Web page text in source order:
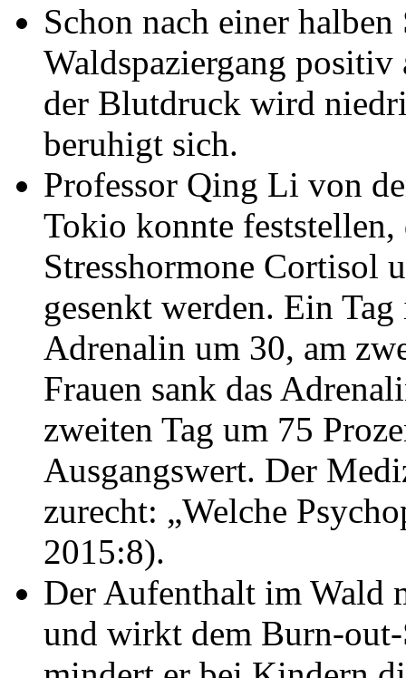
Schon nach einer
Waldspaziergang
der Blutdruck wird
beruhigt sich.
Professor Qing Li von
Tokio konnte feststellen,
Stresshormone Cortisol
gesenkt werden. Ein
Adrenalin um 30, am
Frauen sank das
zweiten Tag um 75
Ausgangswert. Der
zurecht: „Welche
2015:8).
Der Aufenthalt im Wald
und wirkt dem Burn-